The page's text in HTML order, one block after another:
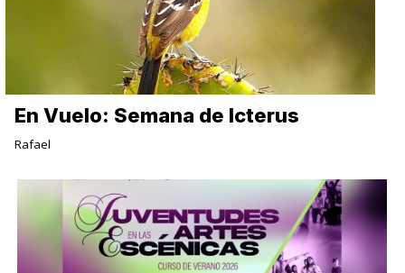
En Vuelo: Semana de Icterus
Rafael